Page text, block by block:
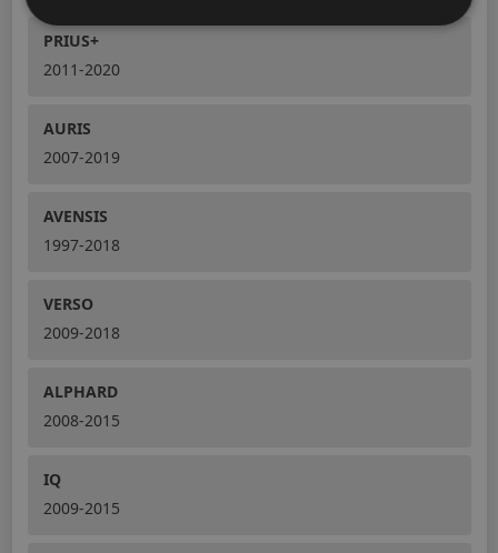
PRIUS+
2011-2020
AURIS
2007-2019
AVENSIS
1997-2018
VERSO
2009-2018
ALPHARD
2008-2015
IQ
2009-2015